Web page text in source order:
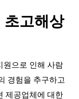
고해상
원으로 인해 사람
경험을 추구하고
제공업체에 대한